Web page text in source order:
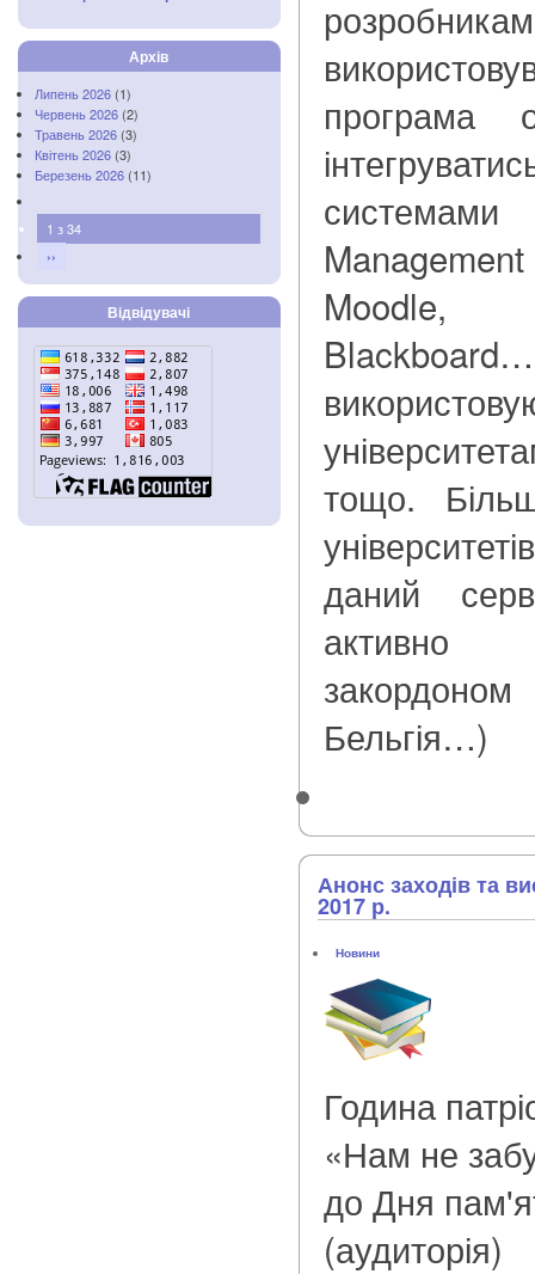
Архів
Липень 2026 (1)
Червень 2026 (2)
Травень 2026 (3)
Квітень 2026 (3)
Березень 2026 (11)
1 з 34
››
Відвідувачі
програма
Moodle,
тощо.
даний
активно
Бельгія…)
Анонс заходів та
2017 р.
Новини
Година
«Нам не
до Дня
(аудиторія)